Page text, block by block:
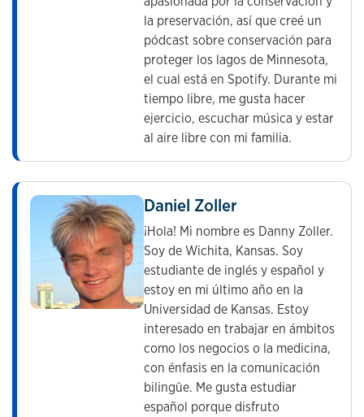
la preservación, así que creé un
pódcast sobre conservación para
proteger los lagos de Minnesota,
el cual está en Spotify. Durante mi
tiempo libre, me gusta hacer
ejercicio, escuchar música y estar
al aire libre con mi familia.
Daniel Zoller
¡Hola! Mi nombre es Danny Zoller.
Soy de Wichita, Kansas. Soy
estudiante de inglés y español y
estoy en mi último año en la
Universidad de Kansas. Estoy
interesado en trabajar en ámbitos
como los negocios o la medicina,
con énfasis en la comunicación
bilingüe. Me gusta estudiar
español porque disfruto